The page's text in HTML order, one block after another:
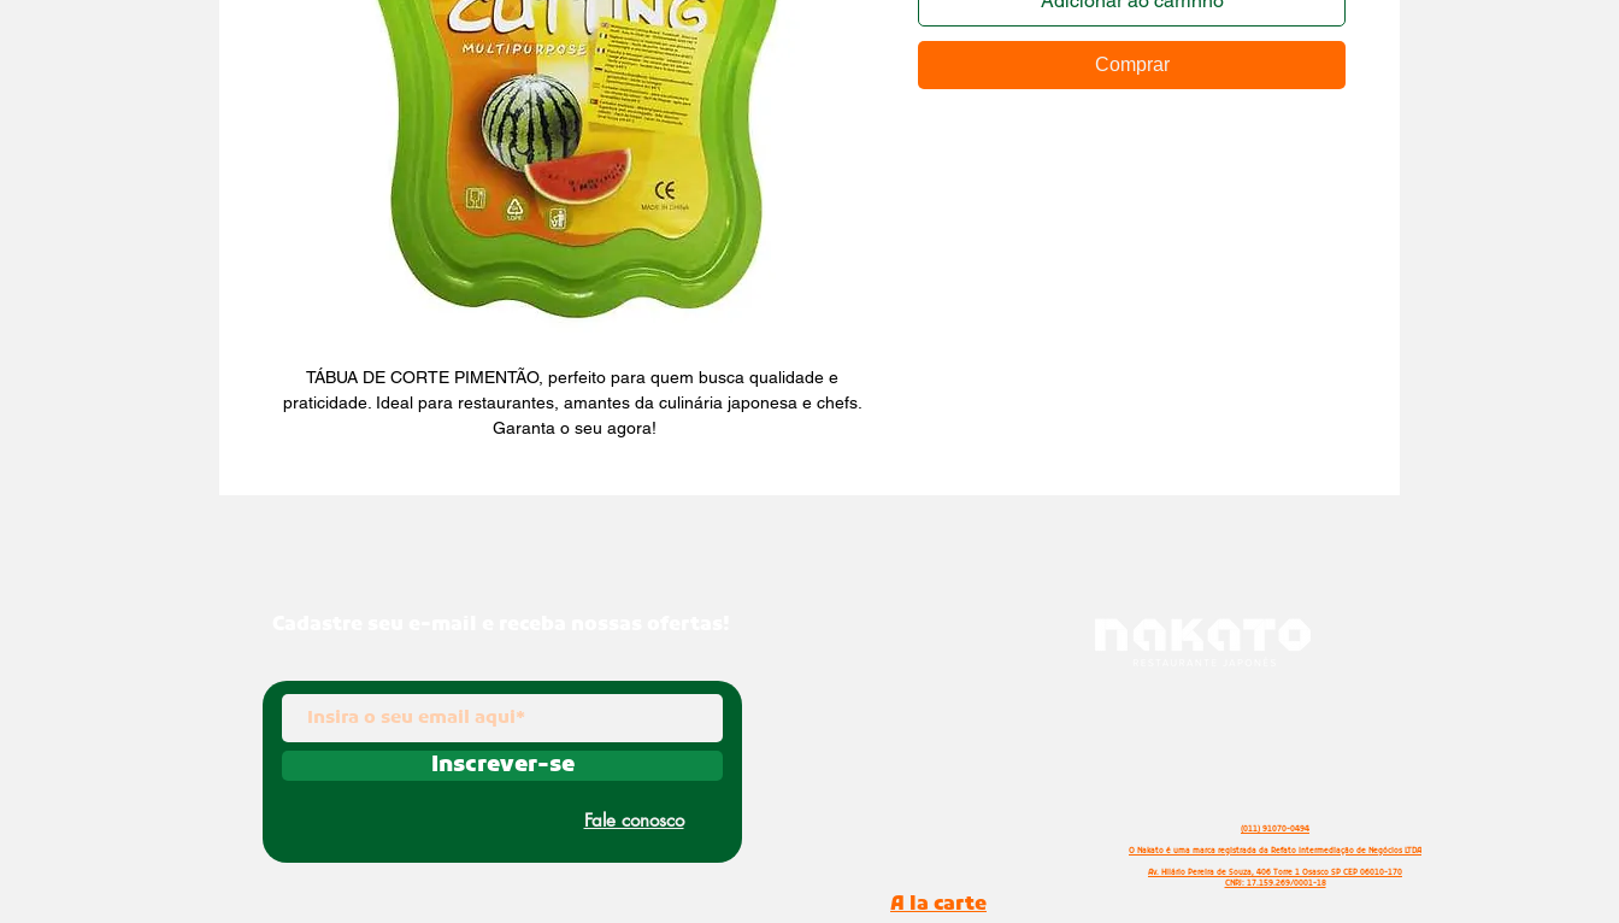
TÁBUA DE CORTE PIMENTÃO, perfeito para quem busca qualidade e
praticidade. Ideal para restaurantes, amantes da culinária japonesa e chefs.
Garanta o seu agora!
Comprar
Inscrever-se
Fale conosco (011) 91070-0494
O Nakato é uma marca registrada da Refato Intermediação de Negócios LTDA
Av. Hilário Pereira de Souza, 406 Torre 1 Osasco SP CEP 06010-170
CNPJ: 17.159.269/0001-18
A la carte